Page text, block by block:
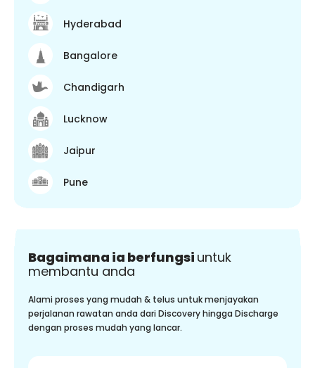
Hyderabad
Bangalore
Chandigarh
Lucknow
Jaipur
Pune
Bagaimana ia berfungsi untuk
membantu anda
Alami proses yang mudah & telus untuk menjayakan
perjalanan rawatan anda dari Discovery hingga Discharge
dengan proses mudah yang lancar.